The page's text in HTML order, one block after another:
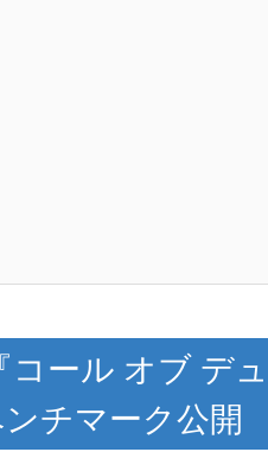
コール オブ デ
チマーク公開